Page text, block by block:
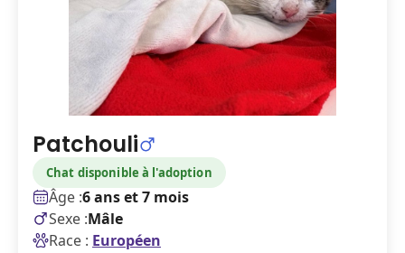
Patchouli
Chat disponible à l'adoption
Âge :6 ans et 7 mois
Sexe :Mâle
Race : Européen